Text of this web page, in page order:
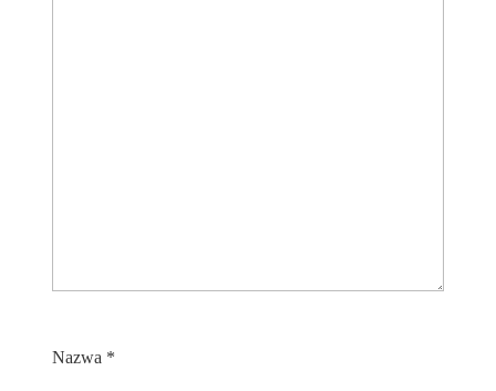
Nazwa *